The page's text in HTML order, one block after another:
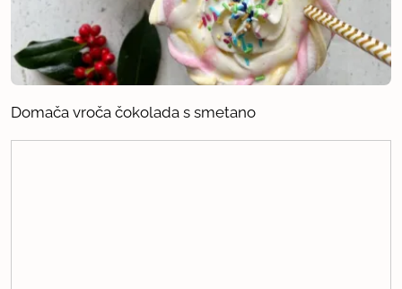
Domača vroča čokolada s smetano